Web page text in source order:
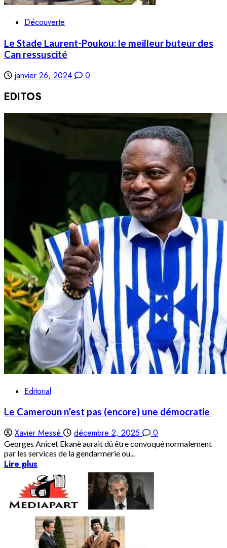
Découverte
Le Stade Laurent-Poukou: le meilleur buteur des
Can ressuscité
janvier 26, 2024 0
EDITOS
Editorial
Le Cameroun n’est pas (encore) une démocratie
Xavier Messè décembre 2, 2025 0
Georges Anicet Ekanè aurait dû être convoqué normalement
par les services de la gendarmerie ou...
Lire plus